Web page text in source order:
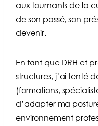
aux tournants de la
de son passé, son
devenir.
En tant que DRH et
structures, j’ai tenté
(formations,
d’adapter ma
environnement